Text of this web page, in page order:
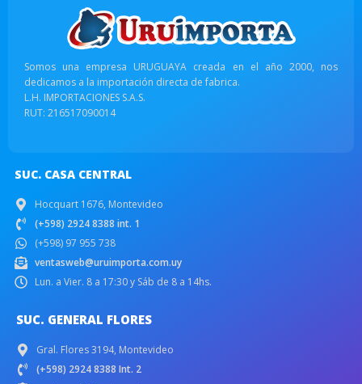
Somos una empresa URUGUAYA creada en el año 2000, nos
dedicamos a la importación directa de fabrica.
L.H. IMPORTACIONES S.A.S.
RUT: 216517090014
SUC. CASA CENTRAL
Hocquart 1676, Montevideo
(+598) 2924 8388 int. 1
(+598) 97 955 738
ventasweb@uruimporta.com.uy
Lun. a Vier. 8 a 17:30 y Sáb de 8 a 14hs.
SUC. GENERAL FLORES
Gral. Flores 3194, Montevideo
(+598) 2924 8388 Int. 2